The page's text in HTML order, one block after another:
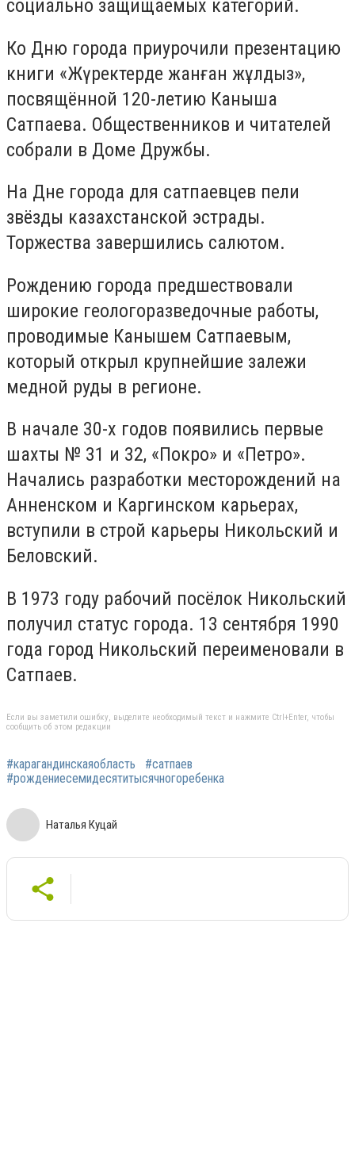
социально защищаемых категорий.
Ко Дню города приурочили презентацию
книги «Жүректерде жанған жұлдыз»,
посвящённой 120-летию Каныша
Сатпаева. Общественников и читателей
собрали в Доме Дружбы.
На Дне города для сатпаевцев пели
звёзды казахстанской эстрады.
Торжества завершились салютом.
Рождению города предшествовали
широкие геологоразведочные работы,
проводимые Канышем Сатпаевым,
который открыл крупнейшие залежи
медной руды в регионе.
В начале 30-х годов появились первые
шахты № 31 и 32, «Покро» и «Петро».
Начались разработки месторождений на
Анненском и Каргинском карьерах,
вступили в строй карьеры Никольский и
Беловский.
В 1973 году рабочий посёлок Никольский
получил статус города. 13 сентября 1990
года город Никольский переименовали в
Сатпаев.
Если вы заметили ошибку, выделите необходимый текст и нажмите Ctrl+Enter, чтобы
сообщить об этом редакции
#карагандинскаяобласть
#сатпаев
#рождениесемидесятитысячногоребенка
Наталья Куцай